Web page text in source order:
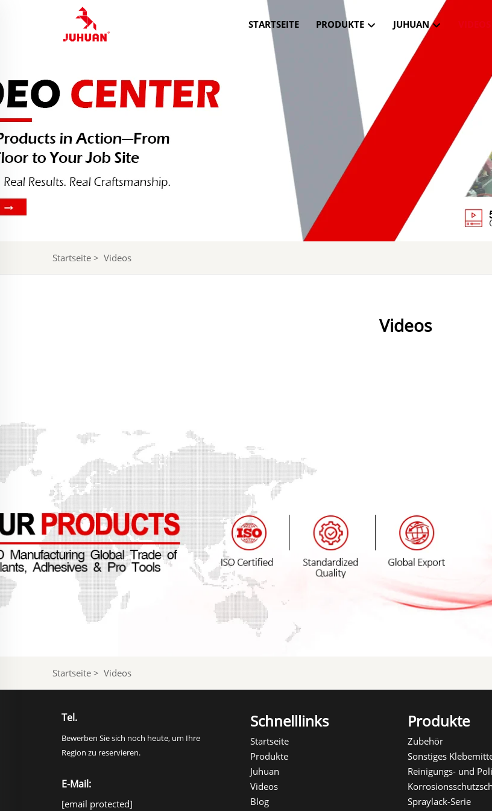
STARTSEITE PRODUKTE JUHUAN
Startseite > Videos
Videos
Startseite > Videos
Tel.
Bewerben Sie sich noch heute, um Ihre
Region zu reservieren.
E-Mail:
[email protected]
Schnelllinks
Startseite
Produkte
Juhuan
Videos
Blog
Produkte
Spraylack-Serie
Reinigungs- und
Sonstiges
Zubehör